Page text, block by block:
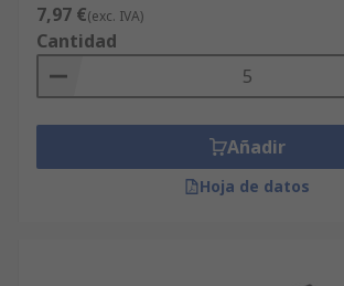
7,97 €(exc. IVA)
Cantidad
Añadir
Hoja de datos